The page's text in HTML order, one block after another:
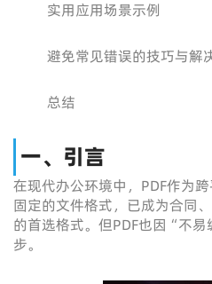
实用应用场景示例
避免常见错误的技巧与解
总结
一、引言
在现代办公环境中，PDF作为
固定的文件格式，已成为合同
的首选格式。但PDF也因“不
步。